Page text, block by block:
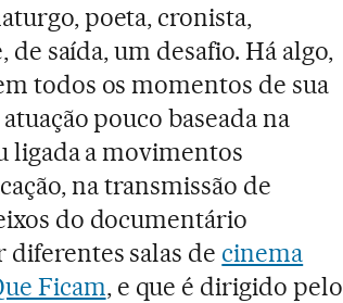
poeta, cronista,
de saída, um desafio. Há algo,
todos os momentos de sua
pouco baseada na
a movimentos
na transmissão de
do documentário
salas de cinema
Ficam, e que é dirigido pelo